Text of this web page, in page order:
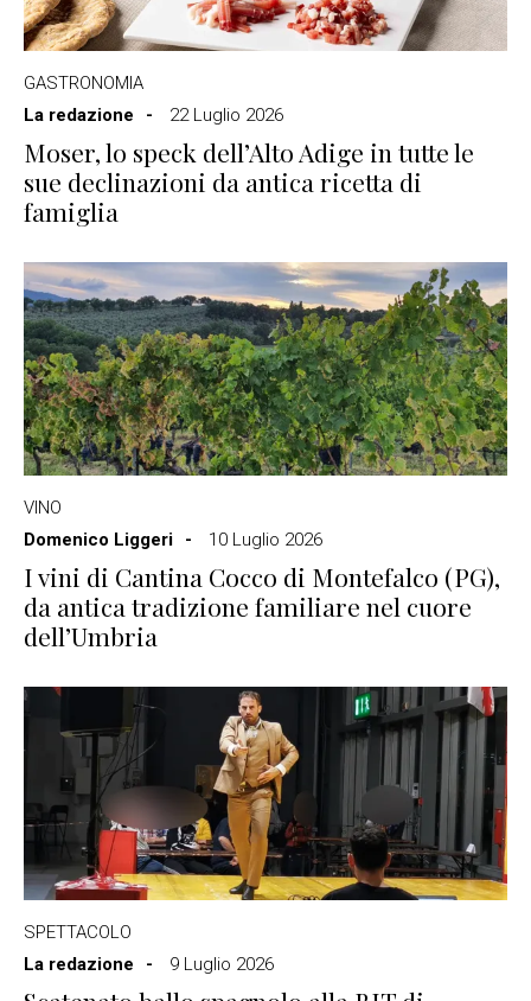
GASTRONOMIA
La redazione
22 Luglio 2026
Moser, lo speck dell’Alto Adige in tutte le
sue declinazioni da antica ricetta di
famiglia
VINO
Domenico Liggeri
10 Luglio 2026
I vini di Cantina Cocco di Montefalco (PG),
da antica tradizione familiare nel cuore
dell’Umbria
SPETTACOLO
La redazione
9 Luglio 2026